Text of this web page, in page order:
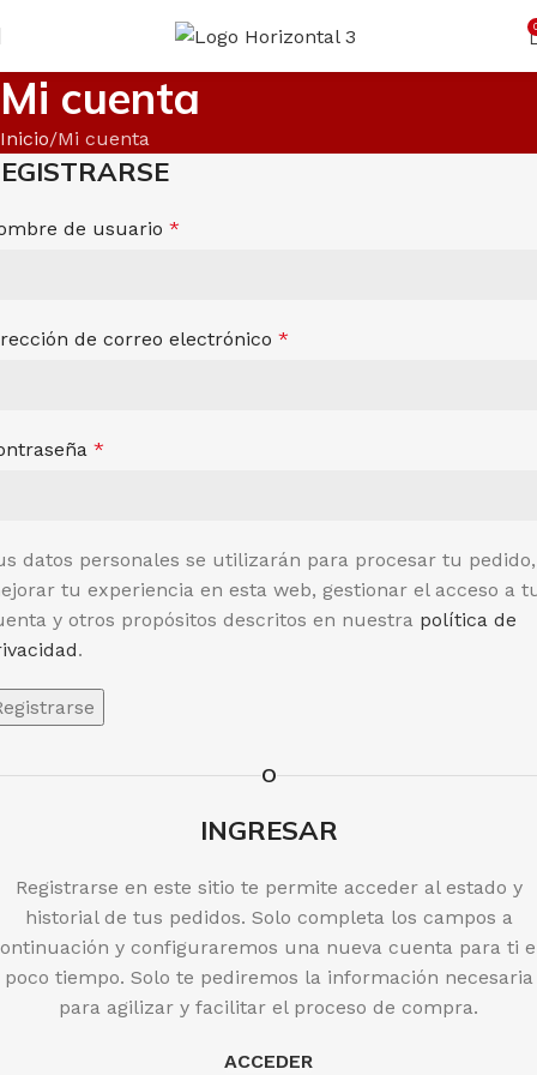
Mi cuenta
Inicio Mi cuenta
de usuario *
de correo electrónico *
*
datos personales se utilizarán para procesar tu pedido,
tu experiencia en esta web, gestionar el acceso a
y otros propósitos descritos en nuestra política de
.
O
INGRESAR
Registrarse en este sitio te permite acceder al estado y
historial de tus pedidos. Solo completa los campos a
y configuraremos una nueva cuenta para ti
poco tiempo. Solo te pediremos la información necesaria
para agilizar y facilitar el proceso de compra.
ACCEDER
Cargando productos…